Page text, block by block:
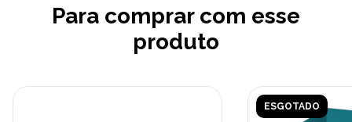
Para comprar com esse
produto
ESGOTADO